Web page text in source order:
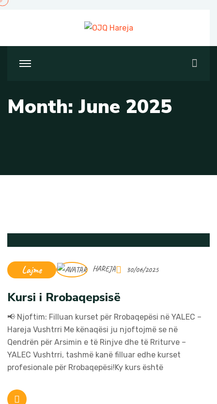
Skip
Month: June 2025
Lajme HAREJA 30/06/2025
Kursi i Rrobaqepsisë
📢 Njoftim: Filluan kurset për Rrobaqepësi në YALEC –
Hareja Vushtrri Me kënaqësi ju njoftojmë se në
Qendrën për Arsimin e të Rinjve dhe të Rriturve –
YALEC Vushtrri, tashmë kanë filluar edhe kurset
profesionale për Rrobaqepësi!Ky kurs është